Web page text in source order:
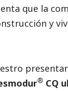
que la
y
® CQ